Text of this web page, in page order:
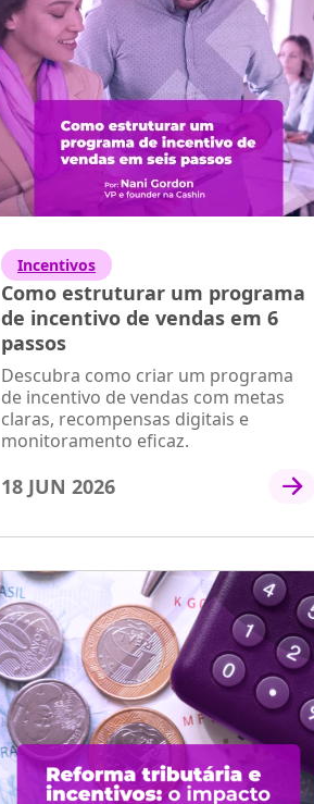
Incentivos
Como estruturar um programa
de incentivo de vendas em 6
passos
Descubra como criar um programa
de incentivo de vendas com metas
claras, recompensas digitais e
monitoramento eficaz.
18 JUN 2026